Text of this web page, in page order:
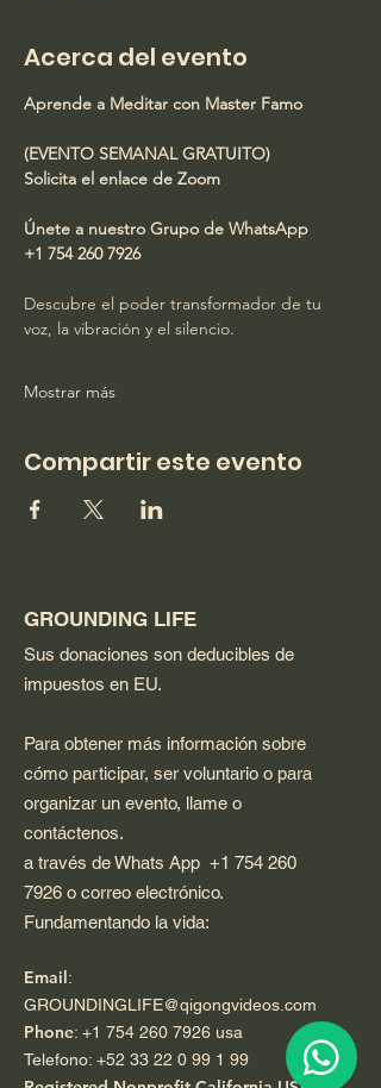
Acerca del evento
Aprende a Meditar con Master Famo
(EVENTO SEMANAL GRATUITO)
Solicita el enlace de Zoom
Únete a nuestro Grupo de WhatsApp
+1 754 260 7926
Descubre el poder transformador de tu
voz, la vibración y el silencio.
Mostrar más
Compartir este evento
GROUNDING LIFE
Sus donaciones son deducibles de
impuestos en EU.
Para obtener más información sobre
cómo participar, ser voluntario o para
organizar un evento, llame o
contáctenos.
a través de Whats App +1 754 260
7926 o correo electrónico.
Fundamentando la vida:
Email:
GROUNDINGLIFE@qigongvideos.com
Phone: +1 754 260 7926 usa
Telefono: +52 33 22 0 99 1 99